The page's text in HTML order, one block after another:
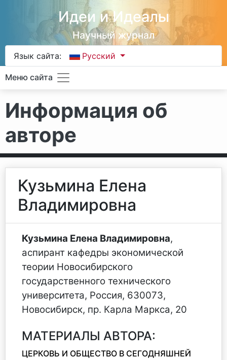
Идеи и Идеалы
Научный журнал
Язык сайта: Русский
Меню сайта
Информация об
авторе
Кузьмина Елена
Владимировна
Кузьмина Елена Владимировна,
аспирант кафедры экономической
теории Новосибирского
государственного технического
университета, Россия, 630073,
Новосибирск, пр. Карла Маркса, 20
МАТЕРИАЛЫ АВТОРА:
ЦЕРКОВЬ И ОБЩЕСТВО В СЕГОДНЯШНЕЙ